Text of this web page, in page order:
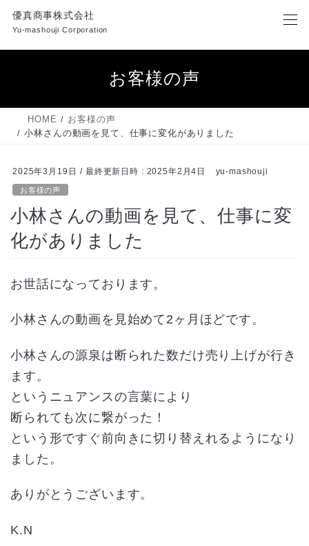
ン
キ
ー
に
優真商事株式会社
Yu-mashouji Corporation
お客様の声
HOME
お客様の声
小林さんの動画を見て、仕事に変化がありました
2025年3月19日 / 最終更新日時 : 2025年2月4日 yu-mashouji
お客様の声
小林さんの動画を見て、仕事に変
化がありました
お世話になっております。
小林さんの動画を見始めて2ヶ月ほどです。
小林さんの源泉は断られた数だけ売り上げが行き
ます。
というニュアンスの言葉により
断られても次に繋がった！
という形ですぐ前向きに切り替えれるようになり
ました。
ありがとうございます。
K.N